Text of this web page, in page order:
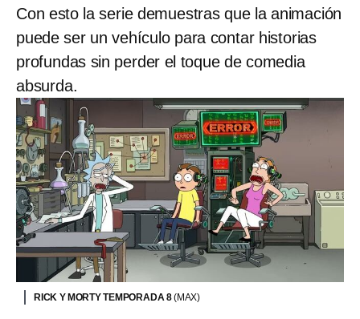
Con esto la serie demuestras que la animación
puede ser un vehículo para contar historias
profundas sin perder el toque de comedia
absurda.
RICK Y MORTY TEMPORADA 8(MAX)